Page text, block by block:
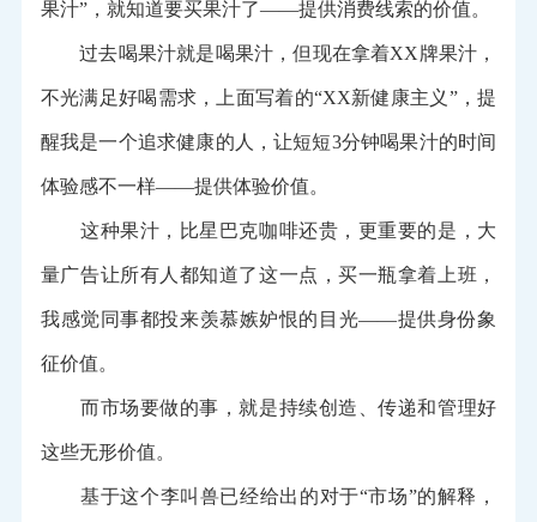
果汁”，就知道要买果汁了——提供消费线索的价值。
过去喝果汁就是喝果汁，但现在拿着XX牌果汁，
不光满足好喝需求，上面写着的“XX新健康主义”，提
醒我是一个追求健康的人，让短短3分钟喝果汁的时间
体验感不一样——提供体验价值。
这种果汁，比星巴克咖啡还贵，更重要的是，大
量广告让所有人都知道了这一点，买一瓶拿着上班，
我感觉同事都投来羡慕嫉妒恨的目光——提供身份象
征价值。
而市场要做的事，就是持续创造、传递和管理好
这些无形价值。
基于这个李叫兽已经给出的对于“市场”的解释，